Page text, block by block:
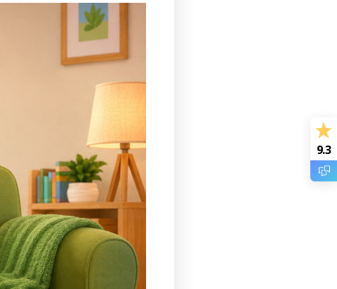
9.3